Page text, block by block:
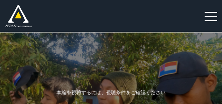
新
規
登
録
本編を視聴するには、視聴条件をご確認ください